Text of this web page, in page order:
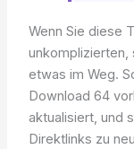
Wenn Sie diese
unkomplizierten,
etwas im Weg.
Download 64
aktualisiert, und
Direktlinks zu